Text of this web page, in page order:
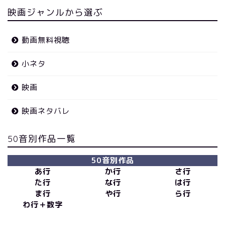
映画ジャンルから選ぶ
動画無料視聴
小ネタ
映画
映画ネタバレ
50音別作品一覧
50音別作品
あ行
か行
さ行
た行
な行
は行
ま行
や行
ら行
わ行＋数字